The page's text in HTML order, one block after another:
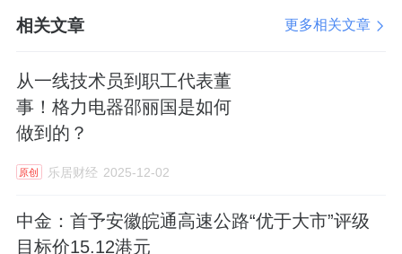
相关文章 更多相关文章
从一线技术员到职工代表董
事！格力电器邵丽国是如何
做到的？
原创 乐居财经 2025-12-02
中金：首予安徽皖通高速公路“优于大市”评级
目标价15.12港元